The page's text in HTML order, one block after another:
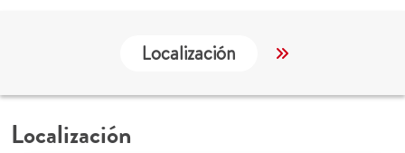
Localización Servicios
Localización